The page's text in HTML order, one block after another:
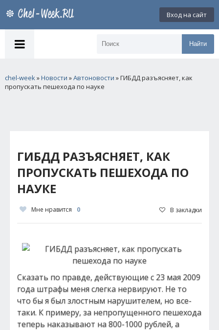
Вход на сайт
Найти
chel-week»Новости »Автоновости » ГИБДД разъясняет, как
пропускать пешехода по науке
ГИБДД РАЗЪЯСНЯЕТ, КАК
ПРОПУСКАТЬ ПЕШЕХОДА ПО
НАУКЕ
Мне нравится 0 В закладки
Сказать по правде, действующие с 23 мая 2009
года штрафы меня слегка нервируют. Не то
что бы я был злостным нарушителем, но все-
таки. К примеру, за непропущенного пешехода
теперь наказывают на 800-1000 рублей, а